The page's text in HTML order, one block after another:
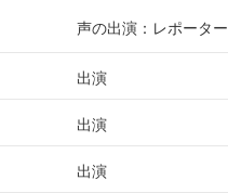
声の出演：レポーター
出演
出演
出演